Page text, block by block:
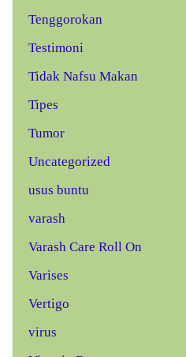
Tenggorokan
Testimoni
Tidak Nafsu Makan
Tipes
Tumor
Uncategorized
usus buntu
varash
Varash Care Roll On
Varises
Vertigo
virus